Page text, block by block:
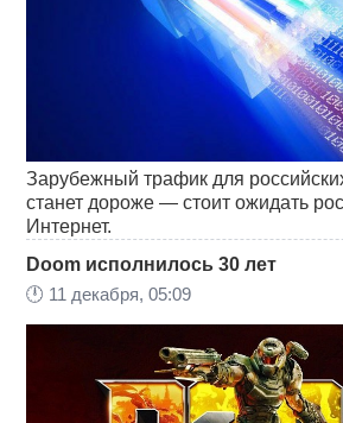
Зарубежный трафик для
станет дороже — стоит ожидать
Интернет.
Doom исполнилось 30 лет
🕛 11 декабря, 05:09